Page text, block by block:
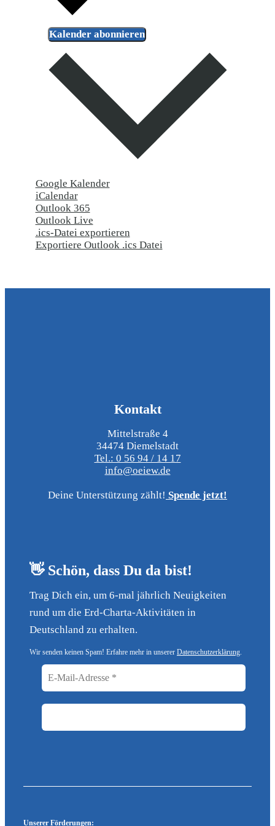
Kalender abonnieren
Google Kalender
iCalendar
Outlook 365
Outlook Live
.ics-Datei exportieren
Exportiere Outlook .ics Datei
👋 Schön, dass Du da bist!
Trag Dich ein, um 6-mal jährlich Neuigkeiten
rund um die Erd-Charta-Aktivitäten in
Deutschland zu erhalten.
Wir senden keinen Spam! Erfahre mehr in unserer Datenschutzerklärung
Kontakt
Mittelstraße 4
34474 Diemelstadt
Tel.: 0 56 94 / 14 17
info@oeiew.de
Deine Unterstützung zählt! Spende jetzt!
Unserer Förderungen: